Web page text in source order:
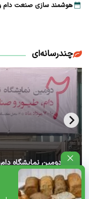
هوشمند سازی صنعت دام
چندرسانه‌ای
آغاز دومین نمایشگاه
تهران+ ویدئو